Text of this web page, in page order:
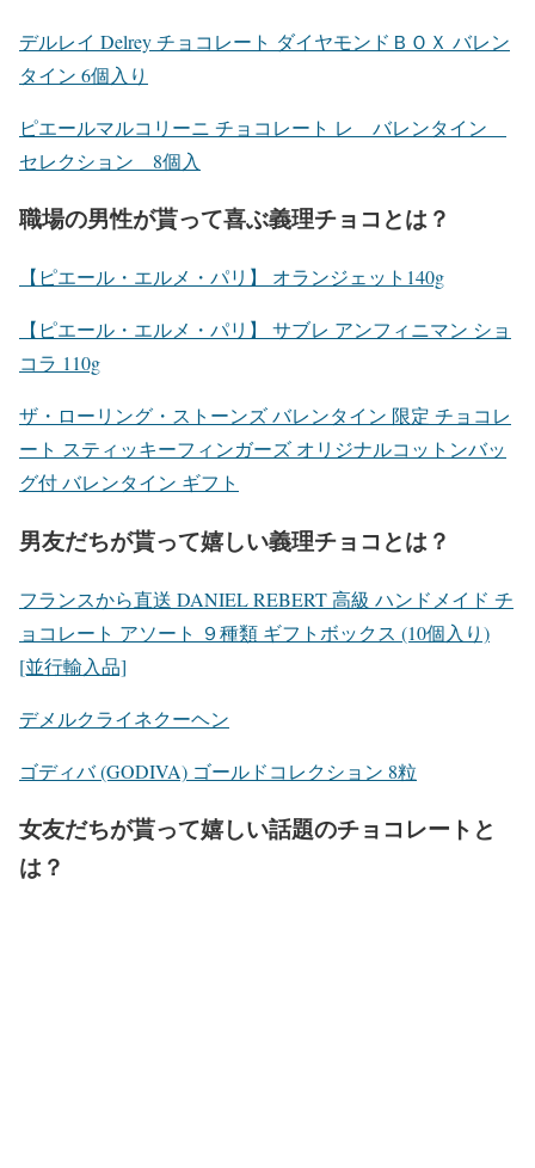
デルレイ Delrey チョコレート ダイヤモンドＢＯＸ バレン
タイン 6個入り
ピエールマルコリーニ チョコレート レ バレンタイン
セレクション 8個入
職場の男性が貰って喜ぶ義理チョコとは？
【ピエール・エルメ・パリ】 オランジェット140g
【ピエール・エルメ・パリ】 サブレ アンフィニマン ショ
コラ 110g
ザ・ローリング・ストーンズ バレンタイン 限定 チョコレ
ート スティッキーフィンガーズ オリジナルコットンバッ
グ付 バレンタイン ギフト
男友だちが貰って嬉しい義理チョコとは？
フランスから直送 DANIEL REBERT 高級 ハンドメイド チ
ョコレート アソート ９種類 ギフトボックス (10個入り)
[並行輸入品]
デメルクライネクーヘン
ゴディバ (GODIVA) ゴールドコレクション 8粒
女友だちが貰って嬉しい話題のチョコレートと
は？